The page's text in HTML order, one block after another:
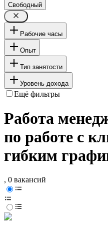
Свободный
Рабочие часы
Опыт
Тип занятости
Уровень дохода
Ещё фильтры
Работа
по работе с
гибким
, 0 вакансий